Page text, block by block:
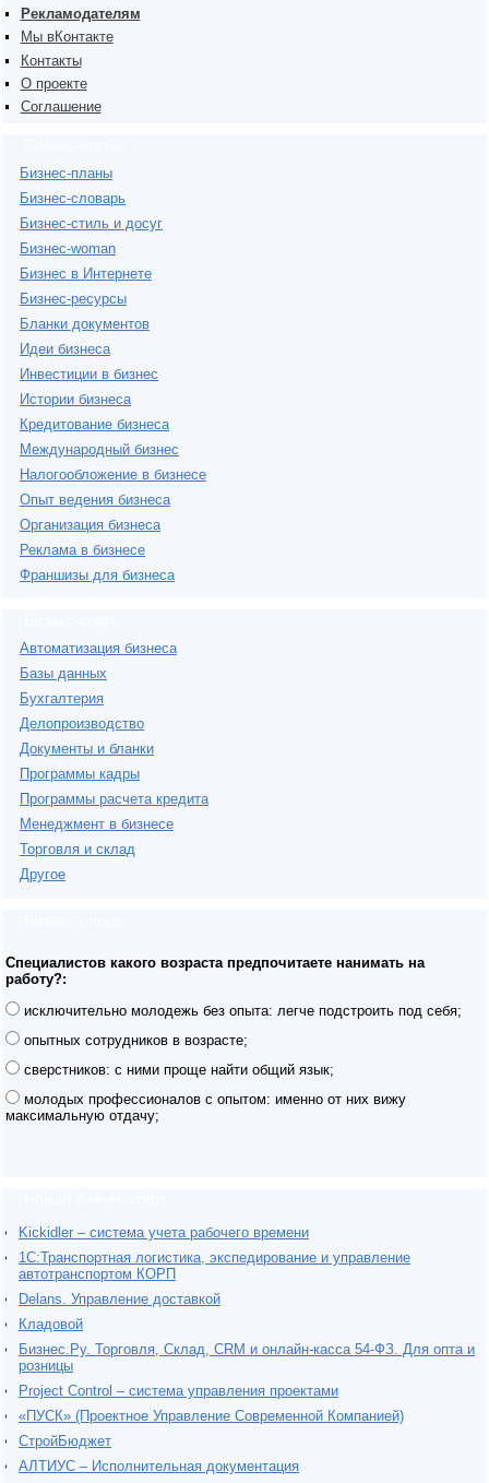
Рекламодателям
Мы вКонтакте
Контакты
О проекте
Соглашение
Бизнес-планы
Бизнес-словарь
Бизнес-стиль и досуг
Бизнес-woman
Бизнес в Интернете
Бизнес-ресурсы
Бланки документов
Идеи бизнеса
Инвестиции в бизнес
Истории бизнеса
Кредитование бизнеса
Международный бизнес
Налогообложение в бизнесе
Опыт ведения бизнеса
Организация бизнеса
Реклама в бизнесе
Франшизы для бизнеса
Автоматизация бизнеса
Базы данных
Бухгалтерия
Делопроизводство
Документы и бланки
Программы кадры
Программы расчета кредита
Менеджмент в бизнесе
Торговля и склад
Другое
Специалистов какого возраста предпочитаете нанимать на
работу?:
исключительно молодежь без опыта: легче подстроить под себя;
опытных сотрудников в возрасте;
сверстников: с ними проще найти общий язык;
молодых профессионалов с опытом: именно от них вижу
максимальную отдачу;
Kickidler – система учета рабочего времени
1С:Транспортная логистика, экспедирование и управление
автотранспортом КОРП
Delans. Управление доставкой
Кладовой
Бизнес.Ру. Торговля, Склад, CRM и онлайн-касса 54-ФЗ. Для опта и
розницы
Project Сontrol – система управления проектами
«ПУСК» (Проектное Управление Современной Компанией)
СтройБюджет
АЛТИУС – Исполнительная документация